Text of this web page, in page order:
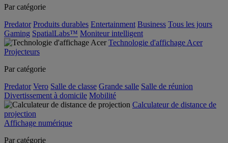
Par catégorie
Predator Produits durables Entertainment Business Tous les jours
Gaming SpatialLabs™ Moniteur intelligent
Technologie d'affichage Acer
Projecteurs
Par catégorie
Predator Vero Salle de classe Grande salle Salle de réunion
Divertissement à domicile Mobilité
Calculateur de distance de
projection
Affichage numérique
Par catégorie